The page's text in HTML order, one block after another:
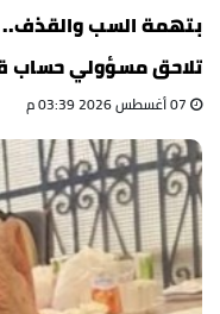
بتهمة السب والقذف..
تلاحق مسؤولي حساب